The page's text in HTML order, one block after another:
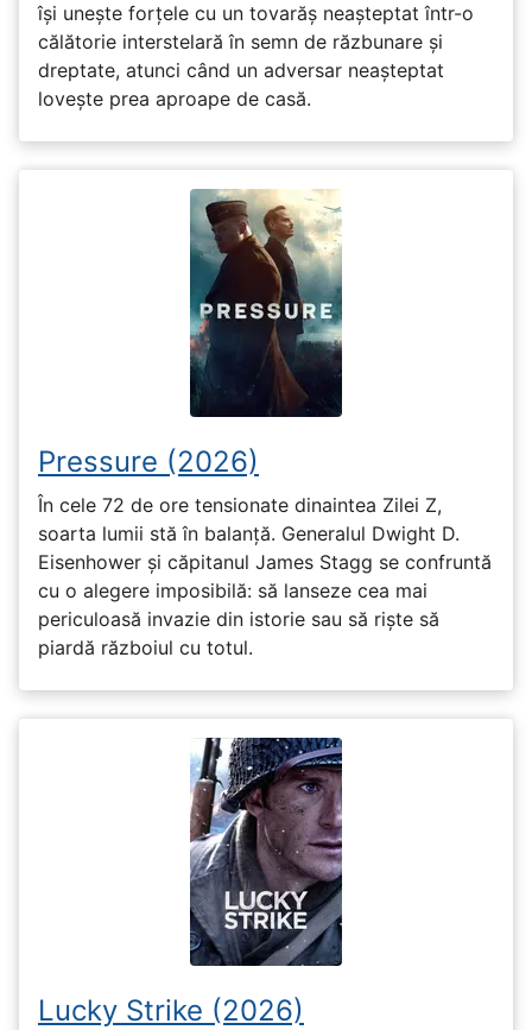
își unește forțele cu un tovarăș neașteptat într-o
călătorie interstelară în semn de răzbunare și
dreptate, atunci când un adversar neașteptat
lovește prea aproape de casă.
Pressure (2026)
În cele 72 de ore tensionate dinaintea Zilei Z,
soarta lumii stă în balanță. Generalul Dwight D.
Eisenhower și căpitanul James Stagg se confruntă
cu o alegere imposibilă: să lanseze cea mai
periculoasă invazie din istorie sau să riște să
piardă războiul cu totul.
Lucky Strike (2026)